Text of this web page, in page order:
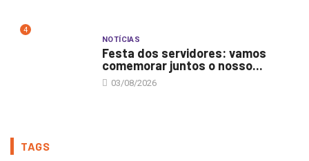
4
NOTÍCIAS
Festa dos servidores: vamos
comemorar juntos o nosso...
03/08/2026
TAGS